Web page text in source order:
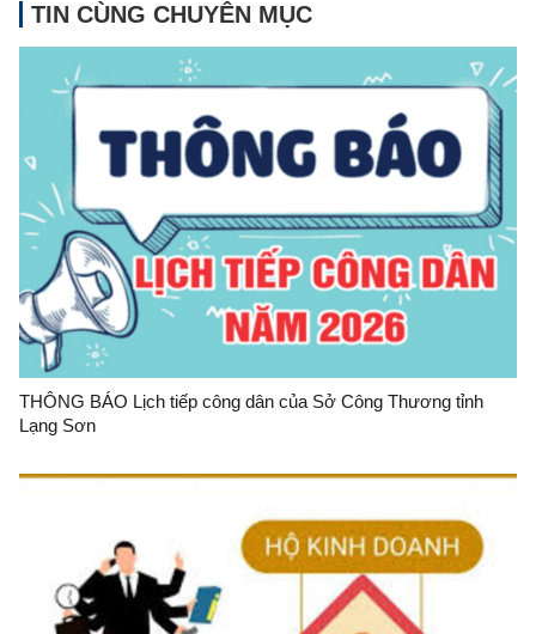
TIN CÙNG CHUYÊN MỤC
THÔNG BÁO Lịch tiếp công dân của Sở Công Thương tỉnh
Lạng Sơn